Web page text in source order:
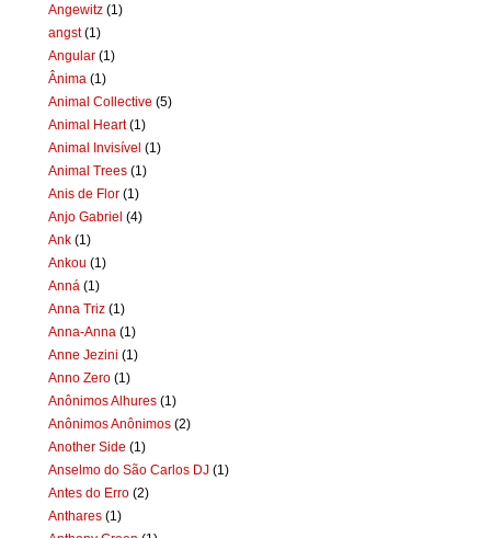
Angewitz (1)
angst (1)
Angular (1)
Ânima (1)
Animal Collective (5)
Animal Heart (1)
Animal Invisível (1)
Animal Trees (1)
Anis de Flor (1)
Anjo Gabriel (4)
Ank (1)
Ankou (1)
Anná (1)
Anna Triz (1)
Anna-Anna (1)
Anne Jezini (1)
Anno Zero (1)
Anônimos Alhures (1)
Anônimos Anônimos (2)
Another Side (1)
Anselmo do São Carlos DJ (1)
Antes do Erro (2)
Anthares (1)